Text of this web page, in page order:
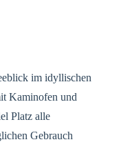
im idyllischen
Kaminofen und
Platz alle
Gebrauch